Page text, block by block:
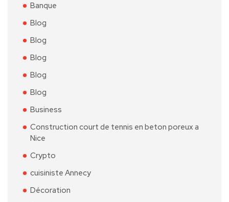
Banque
Blog
Blog
Blog
Blog
Blog
Business
Construction court de tennis en beton poreux a
Nice
Crypto
cuisiniste Annecy
Décoration